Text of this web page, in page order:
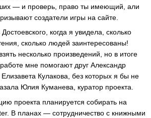
— и проверь, право ты имеющий, али
создатели игры на сайте.
когда я увидела, сколько
сколько людей заинтересованы!
несколько произведений, но в итоге
мне помогают друг Александр
Кулакова, без которых я бы не
Юлия Куманева, куратор проекта.
проекта планируется собирать на
В планах — сотрудничество с книжными